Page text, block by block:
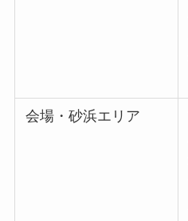
会場・砂浜エリア